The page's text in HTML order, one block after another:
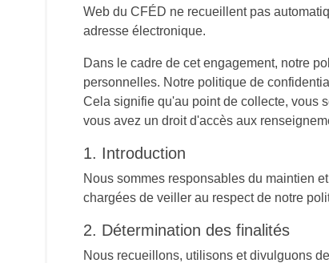
Web du CFÉD ne recueillent pas
adresse électronique.
Dans le cadre de cet engagement, notre
personnelles. Notre politique de
Cela signifie qu'au point de collecte, vous
vous avez un droit d'accès aux
1. Introduction
Nous sommes responsables du maintien
chargées de veiller au respect de notre
2. Détermination des finalités
Nous recueillons, utilisons et divulguons